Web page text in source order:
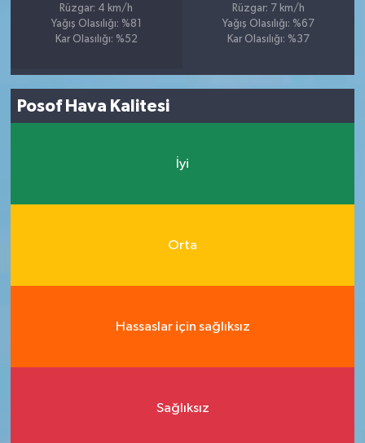
Rüzgar: 4 km/h
Yağış Olasılığı: %81
Kar Olasılığı: %52
Rüzgar: 7 km/h
Yağış Olasılığı: %67
Kar Olasılığı: %37
Posof Hava Kalitesi
İyi
Orta
Hassaslar için sağlıksız
Sağlıksız